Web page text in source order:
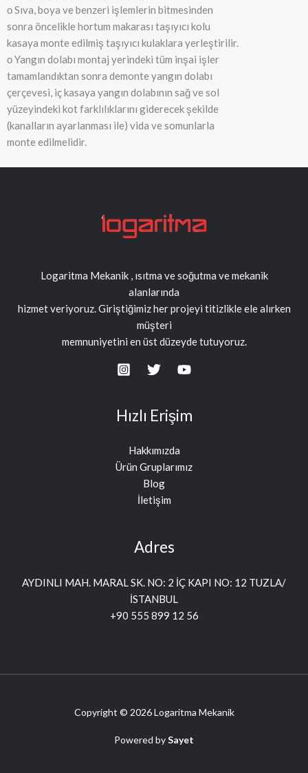
о Sıva, boya ve benzeri işlemlerin bitmesinden
sonra öncelikle hortum makarası taşıyıcı kolu
kasaya monte edilmiş taşıyıcı kulaklara yerleştirilir.
о Yangın dolabı montaj yerindeki tüm inşai işler
tamamlandıktan sonra demonte yangın dolabı
çerçevesi, iç kasaya yangın dolabının sağ ve sol
yüzeyindeki kot farklılıklarını giderecek şekilde
(kanalların ayarlanması ile) vida ve somunlarla
monte edilmelidir.
Logaritma Mekanik , ısıtma ve soğutma ve mekanik
alanlarında
hizmet veriyoruz. Giriştiğimiz her projeyi titizlikle ele alırken
müşteri
memnuniyetini en üst düzeyde tutuyoruz.
Hızlı Erişim
Hakkımızda
Ürün Gruplarımız
Blog
İletişim
Adres
AYDINLI MAH. MARAL SK. NO: 2 İÇ KAPI NO: 12 TUZLA/
İSTANBUL
+90 555 899 12 56
Copyright © 2026 Logaritma Mekanik
Powered bySayet